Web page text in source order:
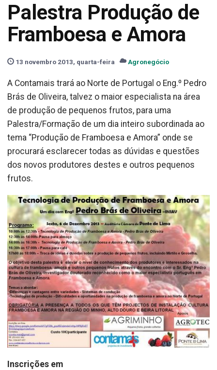
Palestra Produção de
Framboesa e Amora
13 novembro 2013, quarta-feira Agronegócio
A Contamais trará ao Norte de Portugal o Eng.º Pedro
Brás de Oliveira, talvez o maior especialista na área
de produção de pequenos frutos, para uma
Palestra/Formação de um dia inteiro subordinada ao
tema “Produção de Framboesa e Amora” onde se
procurará esclarecer todas as dúvidas e questões
dos novos produtores destes e outros pequenos
frutos.
Inscrições em